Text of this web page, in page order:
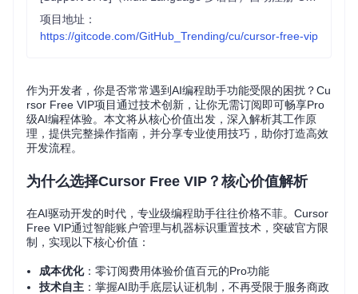
项目地址：
https://gitcode.com/GitHub_Trending/cu/cursor-free-vip
作为开发者，你是否常常遇到AI编程助手功能受限的困扰？Cu
rsor Free VIP项目通过技术创新，让你无需订阅即可畅享Pro
级AI编程体验。本文将从核心价值出发，深入解析其工作原
理，提供完整操作指南，并分享专业使用技巧，助你打造高效
开发流程。
为什么选择Cursor Free VIP？核心价值解析
在AI驱动开发的时代，专业级编程助手往往价格不菲。Cursor
Free VIP通过智能账户管理与机器标识重置技术，突破官方限
制，实现以下核心价值：
成本优化：零订阅费用体验价值百元的Pro功能
技术自主 ：掌握AI助手底层认证机制，不再受限于服务商政